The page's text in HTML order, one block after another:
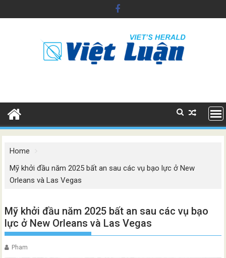
to
Home
Mỹ khởi đầu năm 2025 bất an sau các vụ bạo lực ở New
Orleans và Las Vegas
Mỹ khởi đầu năm 2025 bất an sau các vụ bạo
lực ở New Orleans và Las Vegas
Pham